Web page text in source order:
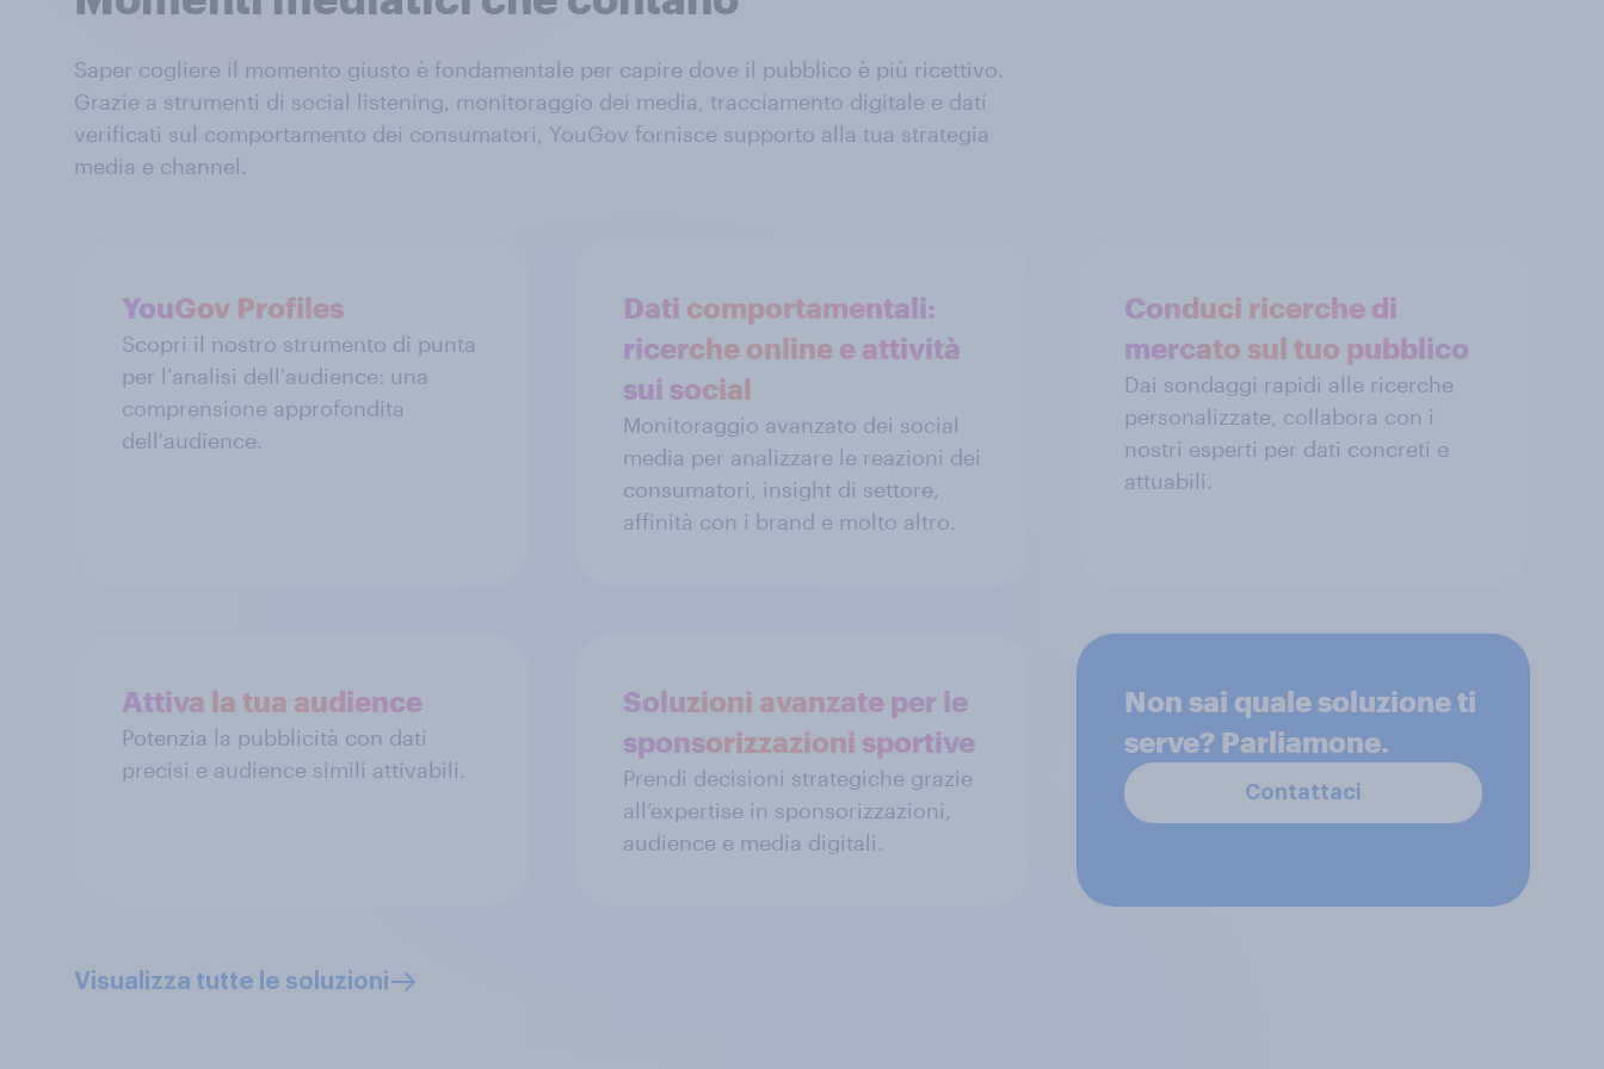
Saper cogliere il momento giusto è fondamentale per capire dove il pubblico è più ricettivo.
Grazie a strumenti di social listening, monitoraggio dei media, tracciamento digitale e dati
verificati sul comportamento dei consumatori, YouGov fornisce supporto alla tua strategia
media e channel.
YouGov Profiles
Scopri il nostro strumento di punta
per l’analisi dell'audience: una
comprensione approfondita
dell'audience.
Dati comportamentali:
ricerche online e attività
sui social
Monitoraggio avanzato dei social
media per analizzare le reazioni dei
consumatori, insight di settore,
affinità con i brand e molto altro.
Conduci ricerche di
mercato sul tuo pubblico
Dai sondaggi rapidi alle ricerche
personalizzate, collabora con i
nostri esperti per dati concreti e
attuabili.
Attiva la tua audience
Potenzia la pubblicità con dati
precisi e audience simili attivabili.
Soluzioni avanzate per le
sponsorizzazioni sportive
Prendi decisioni strategiche grazie
all’expertise in sponsorizzazioni,
audience e media digitali.
Non sai quale soluzione ti
serve? Parliamone.
Contattaci
Visualizza tutte le soluzioni